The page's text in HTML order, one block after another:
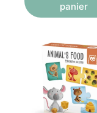
panier